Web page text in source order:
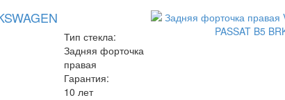
Тип стекла:
Задняя форточка
правая
Гарантия:
10 лет